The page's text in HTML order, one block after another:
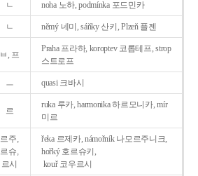
ㄴ noha 노하, podmínka 포드민카
ㄴ němý 네미, sáňky 산키, Plzeň 플젠
ㅂ, 프
Praha 프라하, koroptev 코롭테프, strop
스트로프
ㅡ quasi 크바시
르
ruka 루카, harmonika 하르모니카, mír
미르
르주,
르슈,
르시
řeka 르제카, námořník 나모르주니크,
hořký 호르슈키,
kouř 코우르시